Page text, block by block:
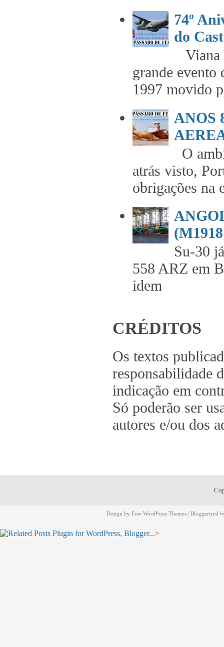
74º
do
Viana
grande evento
1997 movido
ANOS
O
atrás visto,
obrigações na
Su-30
558 ARZ
idem
CRÉDITOS
Os textos
responsabilidade
indicação em
Só poderão ser
autores e/ou dos
Design by Free WordPress Themes | Bloggerized
>